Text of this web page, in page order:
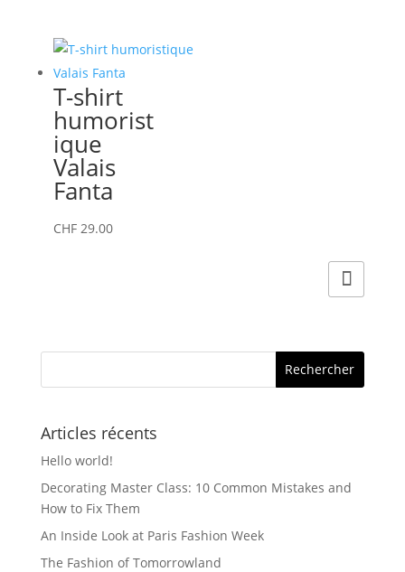
page
plusieurs
T-shirt
humorist
ique
Valais
Fanta
CHF29.00
peuvent
la
du
produit
Articles récents
Hello world!
Decorating Master Class: 10 Common Mistakes and
How to Fix Them
An Inside Look at Paris Fashion Week
The Fashion of Tomorrowland